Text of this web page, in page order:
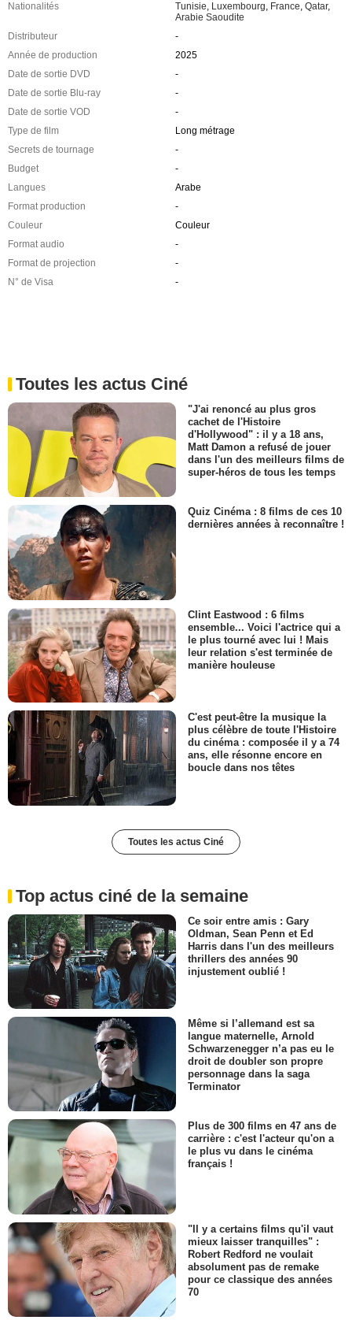
Nationalités Tunisie, Luxembourg, France, Qatar,
Arabie Saoudite
Distributeur
-
Année de production
2025
Date de sortie DVD
-
Date de sortie Blu-ray
-
Date de sortie VOD
-
Type de film
Long métrage
Secrets de tournage
-
Budget
-
Langues
Arabe
Format production
-
Couleur
Couleur
Format audio
-
Format de projection
-
N° de Visa
-
Toutes les actus Ciné
"J'ai renoncé au plus gros
cachet de l'Histoire
d'Hollywood" : il y a 18 ans,
Matt Damon a refusé de jouer
dans l'un des meilleurs films de
super-héros de tous les temps
Quiz Cinéma : 8 films de ces 10
dernières années à reconnaître !
Clint Eastwood : 6 films
ensemble... Voici l'actrice qui a
le plus tourné avec lui ! Mais
leur relation s'est terminée de
manière houleuse
C'est peut-être la musique la
plus célèbre de toute l'Histoire
du cinéma : composée il y a 74
ans, elle résonne encore en
boucle dans nos têtes
Toutes les actus Ciné
Top actus ciné de la semaine
Ce soir entre amis : Gary
Oldman, Sean Penn et Ed
Harris dans l'un des meilleurs
thrillers des années 90
injustement oublié !
Même si l’allemand est sa
langue maternelle, Arnold
Schwarzenegger n’a pas eu le
droit de doubler son propre
personnage dans la saga
Terminator
Plus de 300 films en 47 ans de
carrière : c'est l'acteur qu'on a
le plus vu dans le cinéma
français !
"Il y a certains films qu'il vaut
mieux laisser tranquilles" :
Robert Redford ne voulait
absolument pas de remake
pour ce classique des années
70